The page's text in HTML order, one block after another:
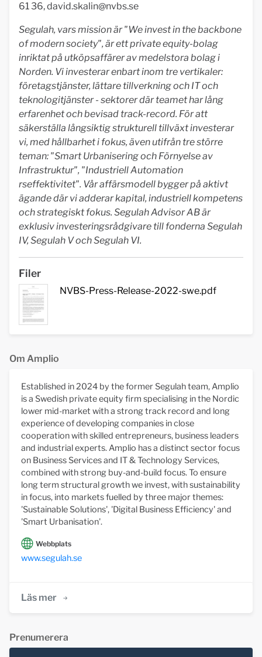
61 36,david.skalin@nvbs.se
Segulah, vars mission är "We invest in the backbone
of modern society", är ett private equity-bolag
inriktat på utköpsaffärer av medelstora bolag i
Norden. Vi investerar enbart inom tre vertikaler:
företagstjänster, lättare tillverkning och IT och
teknologitjänster - sektorer där teamet har lång
erfarenhet och bevisad track-record. För att
säkerställa långsiktig strukturell tillväxt investerar
vi, med hållbarhet i fokus, även utifrån tre större
teman: "Smart Urbanisering och Förnyelse av
Infrastruktur", "Industriell Automation
rseffektivitet". Vår affärsmodell bygger på aktivt
ägande där vi adderar kapital, industriell kompetens
och strategiskt fokus. Segulah Advisor AB är
exklusiv investeringsrådgivare till fonderna Segulah
IV, Segulah V och Segulah VI.
Filer
NVBS-Press-Release-2022-swe.pdf
Om Amplio
Established in 2024 by the former Segulah team, Amplio
is a Swedish private equity firm specialising in the Nordic
lower mid-market with a strong track record and long
experience of developing companies in close
cooperation with skilled entrepreneurs, business leaders
and industrial experts. Amplio has a distinct sector focus
on Business Services and IT & Technology Services,
combined with strong buy-and-build focus. To ensure
long term structural growth we invest, with sustainability
in focus, into markets fuelled by three major themes:
'Sustainable Solutions', 'Digital Business Efficiency' and
'Smart Urbanisation'.
Webbplats
www.segulah.se
Läs mer
Prenumerera